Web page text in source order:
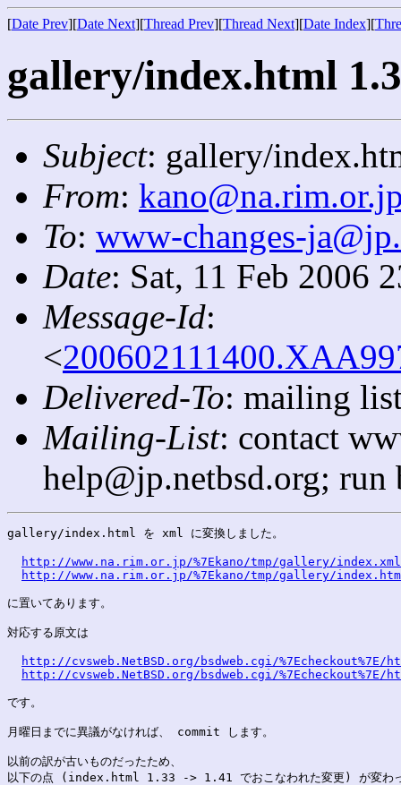
[Date Prev][Date Next][Thread Prev][Thread Next][Date Index][
gallery/index.html
Subject: gallery/
From:
To: www-changes-
Date: Sat, 11 Feb 2006
Message-Id:
<
Delivered-To: mailing
Mailing-List: contact
help@jp.netbsd.org;
gallery/index.html を xml に変換しました。
http://www.na.rim.or.jp/%7Ekano/tmp/gallery/index.xml
http://www.na.rim.or.jp/%7Ekano/tmp/gallery/
に置いてあります。
対応する原文は
http://cvsweb.NetBSD.org/bsdweb.cgi/
http://cvsweb.NetBSD.org/bsdweb.cgi/
です。
月曜日までに異議がなければ、 commit します。
以前の訳が古いものだったため、
以下の点 (index.html 1.33 -> 1.41 でおこなわれた変更) が変わっ